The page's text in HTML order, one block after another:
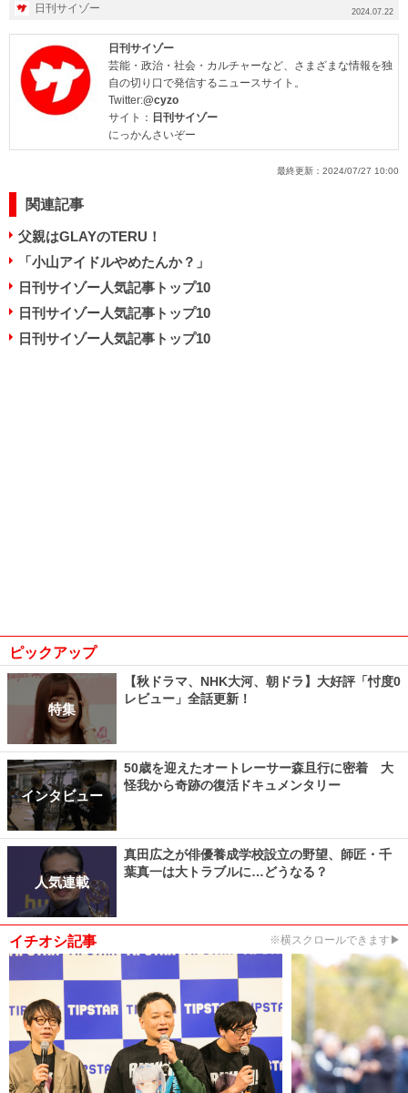
日刊サイゾー 2024.07.22
日刊サイゾー
芸能・政治・社会・カルチャーなど、さまざまな情報を独
自の切り口で発信するニュースサイト。
Twitter:@cyzo
サイト： 日刊サイゾー
にっかんさいぞー
最終更新： 2024/07/27 10:00
関連記事
父親はGLAYのTERU！
「小山アイドルやめたんか？」
日刊サイゾー人気記事トップ10
日刊サイゾー人気記事トップ10
日刊サイゾー人気記事トップ10
ピックアップ
特集
【秋ドラマ、NHK大河、朝ドラ】大好評「忖度0
レビュー」全話更新！
インタビュー
50歳を迎えたオートレーサー森且行に密着 大
怪我から奇跡の復活ドキュメンタリー
人気連載
真田広之が俳優養成学校設立の野望、師匠・千
葉真一は大トラブルに…どうなる？
イチオシ記事 ※横スクロールできます▶